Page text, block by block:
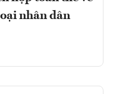
nhân dân